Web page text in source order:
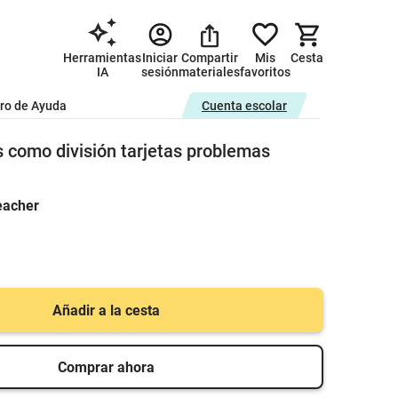
Herramientas
IA
Iniciar
sesión
Compartir
materiales
Mis
favoritos
Cesta
de Ayuda Cuenta escolar
como división tarjetas problemas
Añadir a la cesta
Comprar ahora